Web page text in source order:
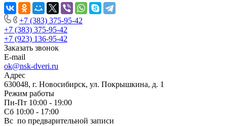
установили! Установщики сделали свою
работу очень аккуратно, после себя убрали
абсолютно всю строительную пыль и
оставили идеальный порядок.Спасибо вам!
+7 (383) 375-95-42
+7 (383) 375-95-42
+7 (923) 136-95-42
Заказать звонок
E-mail
ok@nsk-dveri.ru
Адрес
630048, г. Новосибирск, ул. Покрышкина, д. 1
Режим работы
Пн-Пт 10:00 - 19:00
Сб 10:00 - 17:00
Вс по предварительной записи